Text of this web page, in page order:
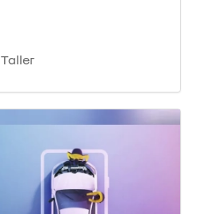
Taller